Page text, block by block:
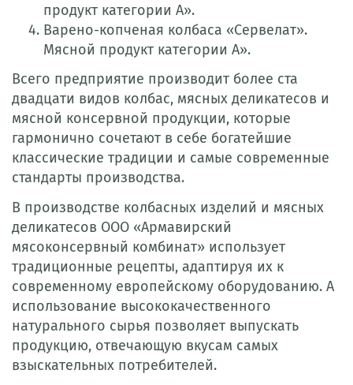
продукт категории А».
Варено-копченая колбаса «Сервелат».
Мясной продукт категории А».
Всего предприятие производит более ста
двадцати видов колбас, мясных деликатесов и
мясной консервной продукции, которые
гармонично сочетают в себе богатейшие
классические традиции и самые современные
стандарты производства.
В производстве колбасных изделий и мясных
деликатесов ООО «Армавирский
мясоконсервный комбинат» использует
традиционные рецепты, адаптируя их к
современному европейскому оборудованию. А
использование высококачественного
натурального сырья позволяет выпускать
продукцию, отвечающую вкусам самых
взыскательных потребителей.